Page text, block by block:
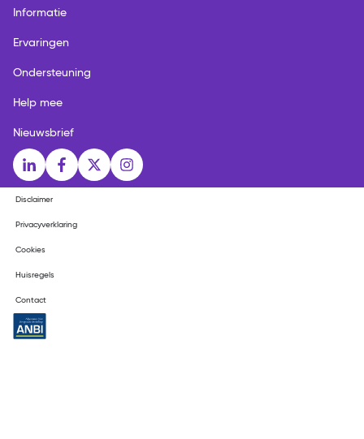
Informatie
Ervaringen
Ondersteuning
Help mee
Nieuwsbrief
Social media links
LinkedInFacebook
X Instagram
Disclaimer
Privacyverklaring
Cookies
Huisregels
Contact